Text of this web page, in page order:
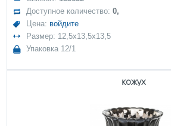
Доступное количество:0,
Цена: войдите
Размер: 12,5x13,5x13,5
Упаковка 12/1
кожух